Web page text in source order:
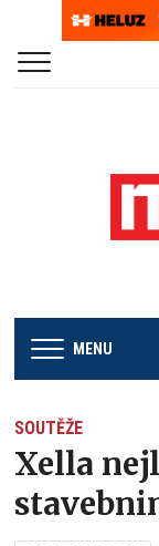
MENU
SOUTĚŽE
Xella